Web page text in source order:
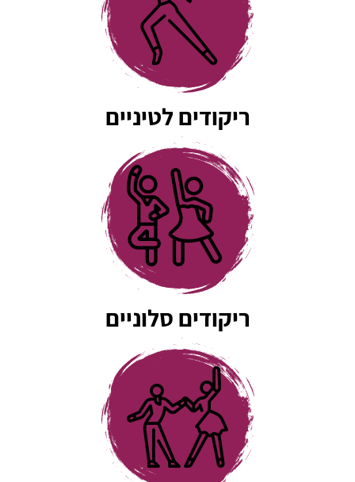
ריקודים לטיניים
ריקודים סלוניים